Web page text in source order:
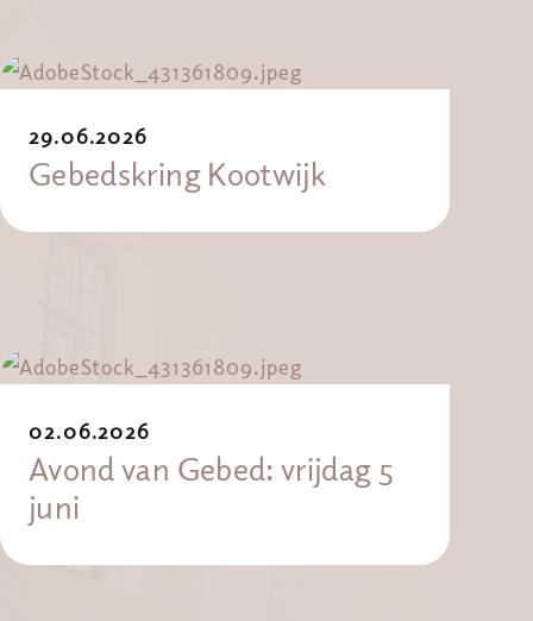
29.06.2026
Gebedskring Kootwijk
02.06.2026
Avond van Gebed: vrijdag 5
juni